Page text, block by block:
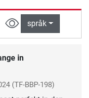
språk
in
(TF-BBP-198)